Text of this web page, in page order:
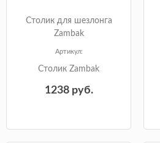
Столик для шезлонга
Zambak
Артикул:
Столик Zambak
1238руб.